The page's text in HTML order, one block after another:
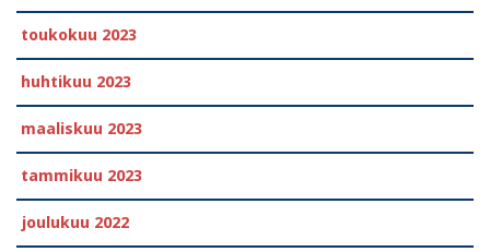
toukokuu 2023
huhtikuu 2023
maaliskuu 2023
tammikuu 2023
joulukuu 2022